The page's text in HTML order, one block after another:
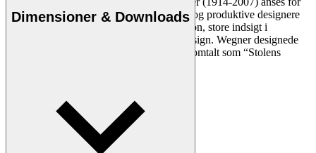
at være en af de mest kreative, innovative og produktive designere
nogensinde. Han var kendt for sin præcision, store indsigt i
håndværk og kompromisløse tilgang til design. Wegner designede
næsten 500 stole i sin levetid og blev ofte omtalt som “Stolens
Dimensioner & Downloads